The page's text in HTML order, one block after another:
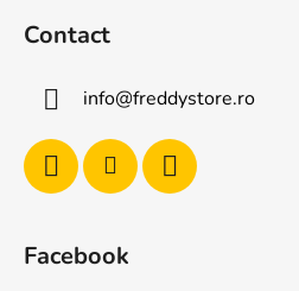
Contact
info@freddystore.ro
Facebook